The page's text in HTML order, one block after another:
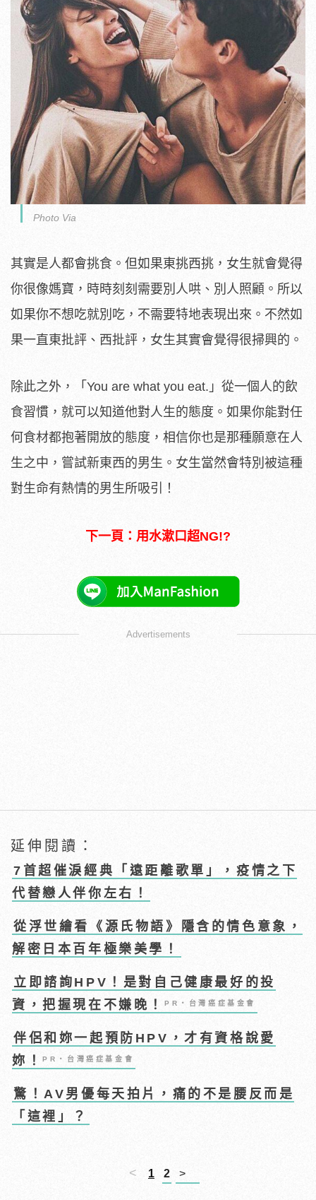
Photo Via
其實是人都會挑食。但如果東挑西挑，女生就會覺得
你很像媽寶，時時刻刻需要別人哄、別人照顧。所以
如果你不想吃就別吃，不需要特地表現出來。不然如
果一直東批評、西批評，女生其實會覺得很掃興的。
除此之外，「You are what you eat.」從一個人的飲
食習慣，就可以知道他對人生的態度。如果你能對任
何食材都抱著開放的態度，相信你也是那種願意在人
生之中，嘗試新東西的男生。女生當然會特別被這種
對生命有熱情的男生所吸引！
下一頁：用水漱口超NG!?
Advertisements
延伸閱讀：
7首超催淚經典「遠距離歌單」，疫情之下
代替戀人伴你左右！
從浮世繪看《源氏物語》隱含的情色意象，
解密日本百年極樂美學！
立即諮詢HPV！是對自己健康最好的投
資，把握現在不嫌晚！PR・台灣癌症基金會
伴侶和妳一起預防HPV，才有資格說愛
妳！PR・台灣癌症基金會
驚！AV男優每天拍片，痛的不是腰反而是
「這裡」？
< 1 2 >